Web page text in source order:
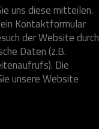
uns diese mitteilen.
ein Kontaktformular
der Website durch
Daten (z.B.
Die
unsere Website